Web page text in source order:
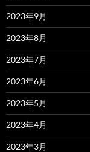
2023年9月
2023年8月
2023年7月
2023年6月
2023年5月
2023年4月
2023年3月